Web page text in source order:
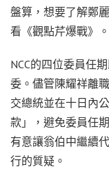
盤算，想要了解鄭
看《觀點芹爆戰》。
NCC的四位委員任
委。儘管陳耀祥離
交總統並在十日內
款」，避免委員任
有意讓翁伯中繼續
行的質疑。